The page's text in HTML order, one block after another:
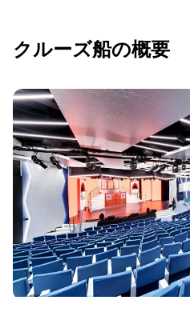
クルーズ船の概要